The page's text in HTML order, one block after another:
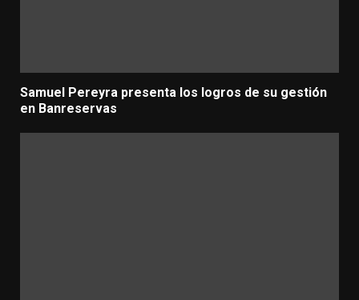
Samuel Pereyra presenta los logros de su gestión
en Banreservas